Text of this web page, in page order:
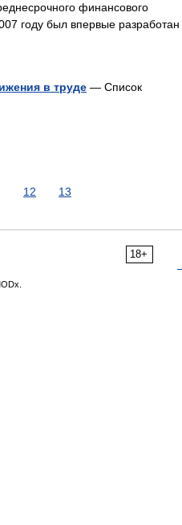
финансового
году был впервые разработан
в труде — Список
12 13
18+